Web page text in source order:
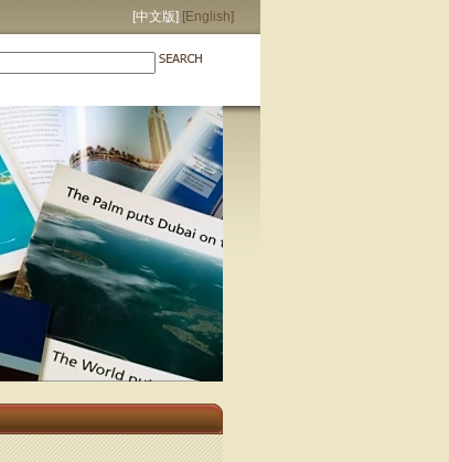
[中文版] [English]